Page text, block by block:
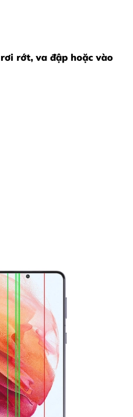
rơi rớt, va đập hoặc vào